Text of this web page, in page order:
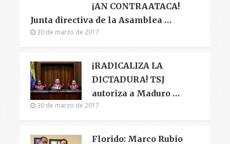
¡AN CONTRAATACA!
Junta directiva de la Asamblea …
30 de marzo de 2017
¡RADICALIZA LA
DICTADURA! TSJ
autoriza a Maduro …
30 de marzo de 2017
Florido: Marco Rubio